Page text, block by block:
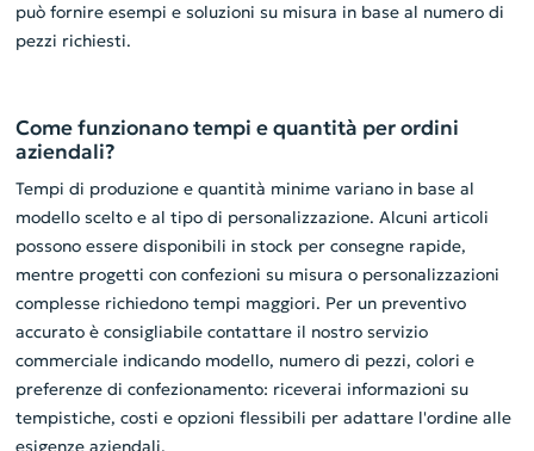
può fornire esempi e soluzioni su misura in base al numero di
pezzi richiesti.
Come funzionano tempi e quantità per ordini
aziendali?
Tempi di produzione e quantità minime variano in base al
modello scelto e al tipo di personalizzazione. Alcuni articoli
possono essere disponibili in stock per consegne rapide,
mentre progetti con confezioni su misura o personalizzazioni
complesse richiedono tempi maggiori. Per un preventivo
accurato è consigliabile contattare il nostro servizio
commerciale indicando modello, numero di pezzi, colori e
preferenze di confezionamento: riceverai informazioni su
tempistiche, costi e opzioni flessibili per adattare l'ordine alle
esigenze aziendali.